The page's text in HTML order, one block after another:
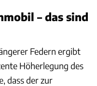
– das sind
Federn ergibt
Höherlegung des
dass der zur